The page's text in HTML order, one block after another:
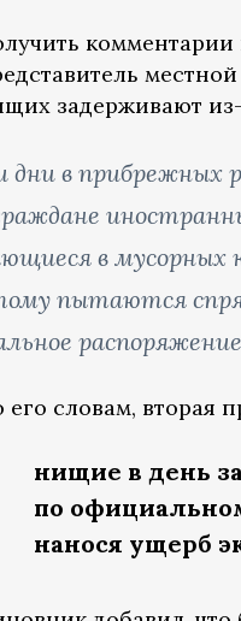
задерживают
дни в прибрежных
в
пытаются
его словам, вторая
нищие в день
по
нанося ущерб